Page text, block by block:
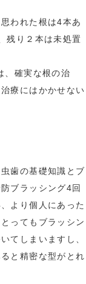
われた根は4本あ
残り２本は未処置
、確実な根の治
療にはかかせない
歯の基礎知識とブ
ブラッシング4回
より個人にあった
ってもブラッシン
てしまいますし、
と精密な型がとれ